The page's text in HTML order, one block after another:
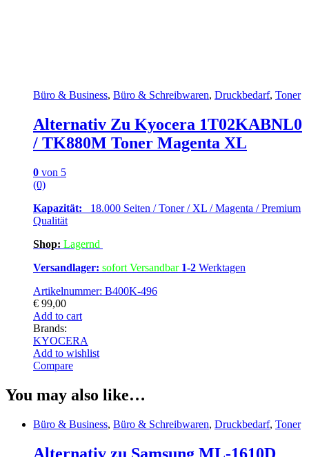
Büro & Business, Büro & Schreibwaren, Druckbedarf, Toner
Alternativ Zu Kyocera 1T02KABNL0
/ TK880M Toner Magenta XL
0 von 5
(0)
Kapazität: 18.000 Seiten / Toner / XL / Magenta / Premium
Qualität
Shop: Lagernd
Versandlager: sofort Versandbar 1-2 Werktagen
Artikelnummer: B400K-496
€ 99,00
Add to cart
Brands:
KYOCERA
Add to wishlist
Compare
You may also like…
Büro & Business, Büro & Schreibwaren, Druckbedarf, Toner
Alternativ zu Samsung ML-1610D